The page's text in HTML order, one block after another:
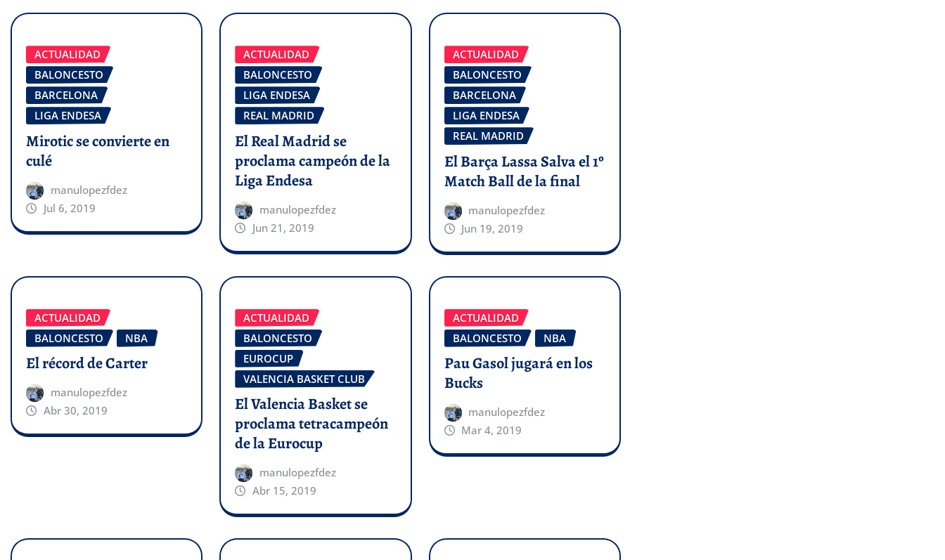
ACTUALIDAD
BALONCESTO
BARCELONA
LIGA ENDESA
Mirotic se convierte en
culé
manulopezfdez
Jul 6, 2019
ACTUALIDAD
BALONCESTO
LIGA ENDESA
REAL MADRID
El Real Madrid se
proclama campeón de la
Liga Endesa
manulopezfdez
Jun 21, 2019
ACTUALIDAD
BALONCESTO
BARCELONA
LIGA ENDESA
REAL MADRID
El Barça Lassa Salva el 1º
Match Ball de la final
manulopezfdez
Jun 19, 2019
ACTUALIDAD
BALONCESTO
NBA
El récord de Carter
manulopezfdez
Abr 30, 2019
ACTUALIDAD
BALONCESTO
EUROCUP
VALENCIA BASKET CLUB
El Valencia Basket se
proclama tetracampeón
de la Eurocup
manulopezfdez
Abr 15, 2019
ACTUALIDAD
BALONCESTO
NBA
Pau Gasol jugará en los
Bucks
manulopezfdez
Mar 4, 2019